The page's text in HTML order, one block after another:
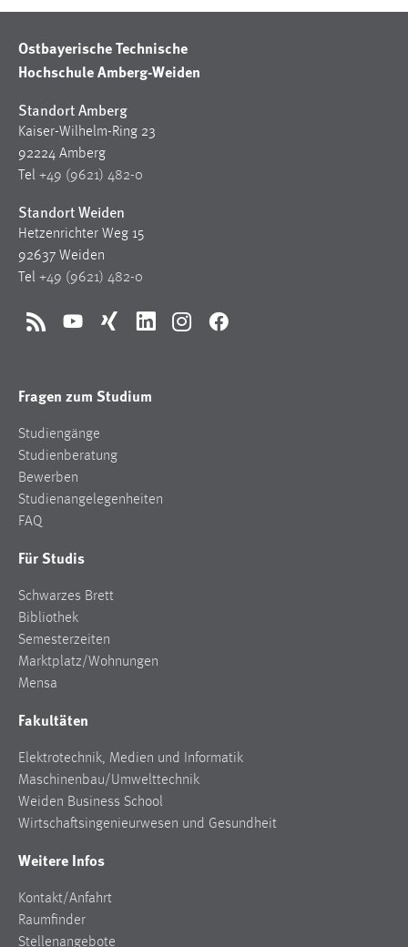
Ostbayerische Technische
Hochschule Amberg-Weiden
Standort Amberg
Kaiser-Wilhelm-Ring 23
92224 Amberg
Tel +49 (9621) 482-0
Standort Weiden
Hetzenrichter Weg 15
92637 Weiden
Tel +49 (9621) 482-0
RSS YouTubeXing LinkedInInstagramFacebook
Fragen zum Studium
Studiengänge
Studienberatung
Bewerben
Studienangelegenheiten
FAQ
Für Studis
Schwarzes Brett
Bibliothek
Semesterzeiten
Marktplatz/Wohnungen
Mensa
Fakultäten
Elektrotechnik, Medien und Informatik
Maschinenbau/Umwelttechnik
Weiden Business School
Wirtschaftsingenieurwesen und Gesundheit
Weitere Infos
Kontakt/Anfahrt
Raumfinder
Stellenangebote